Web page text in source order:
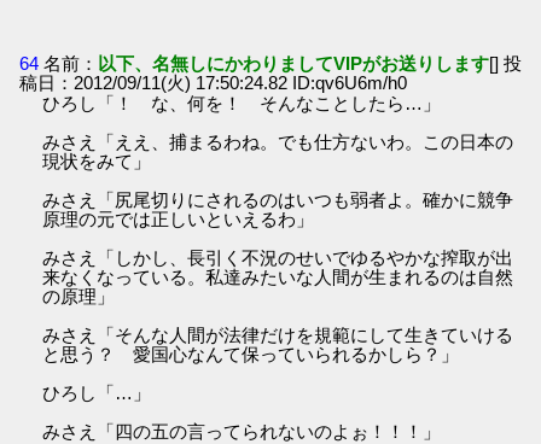
64 名前： 以下、名無しにかわりましてVIPがお送りします[] 投
稿日：2012/09/11(火) 17:50:24.82 ID:qv6U6m/h0
ひろし「！ な、何を！ そんなことしたら…」
みさえ「ええ、捕まるわね。でも仕方ないわ。この日本の
現状をみて」
みさえ「尻尾切りにされるのはいつも弱者よ。確かに競争
原理の元では正しいといえるわ」
みさえ「しかし、長引く不況のせいでゆるやかな搾取が出
来なくなっている。私達みたいな人間が生まれるのは自然
の原理」
みさえ「そんな人間が法律だけを規範にして生きていける
と思う？ 愛国心なんて保っていられるかしら？」
ひろし「…」
みさえ「四の五の言ってられないのよぉ！！！」